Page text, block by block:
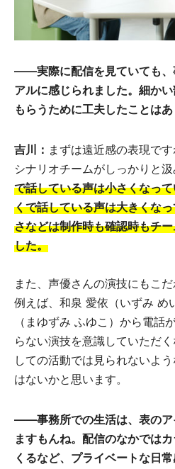
――実際に配信を見ていても、
アルに感じられました。細か
もらうために工夫したことは
吉川： まずは遠近感の表現で
シナリオチームがしっかりと汲
で話している声は小さくなっ
くで話している声は大きくな
さなどは制作時も確認時もチ
した。
また、声優さんの演技にもこだ
例えば、和泉 愛依（いずみ め
（まゆずみ ふゆこ）から電話
らない演技を意識していただ
しての活動では見られないよ
はないかと思います。
――事務所での生活は、表のア
ますもんね。配信のなかでは
くるなど、プライベートな日